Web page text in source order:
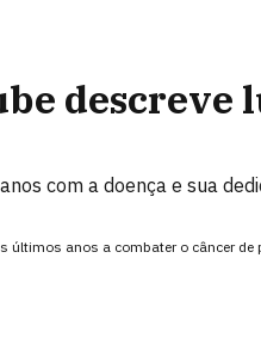
descreve
com a doença e sua
últimos anos a combater o câncer